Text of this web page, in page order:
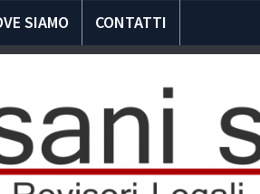
SIAMO CONTATTI